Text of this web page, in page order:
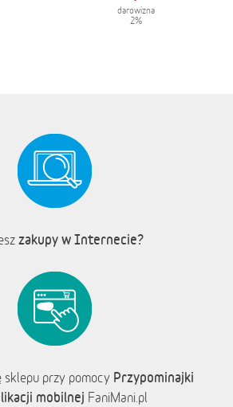
darowizna
2%
zakupy w Internecie?
przy pomocy Przypominajki
mobilnej FaniMani.pl